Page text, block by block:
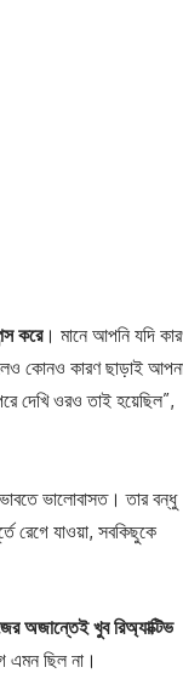
করে। মানে আপনি যদি
কোনও কারণ ছাড়াই
দেখি ওরও তাই হয়েছিল”,
ভালোবাসত। তার বন্ধু
রেগে যাওয়া, সবকিছুকে
অজান্তেইখুবরিঅ্যাক্টিভ
ছিল না।